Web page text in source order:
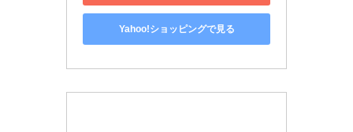
Yahoo!ショッピングで見る